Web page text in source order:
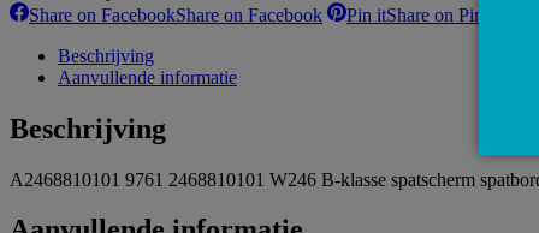
Share on FacebookShare on Facebook Pin itShare on Pinterest
Beschrijving
Aanvullende informatie
Beschrijving
A2468810101 9761 2468810101 W246 B-klasse spatscherm